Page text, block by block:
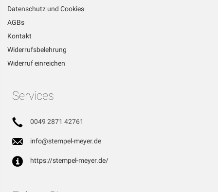
Datenschutz und Cookies
AGBs
Kontakt
Widerrufsbelehrung
Widerruf einreichen
Services
0049 2871 42761
info@stempel-meyer.de
https://stempel-meyer.de/